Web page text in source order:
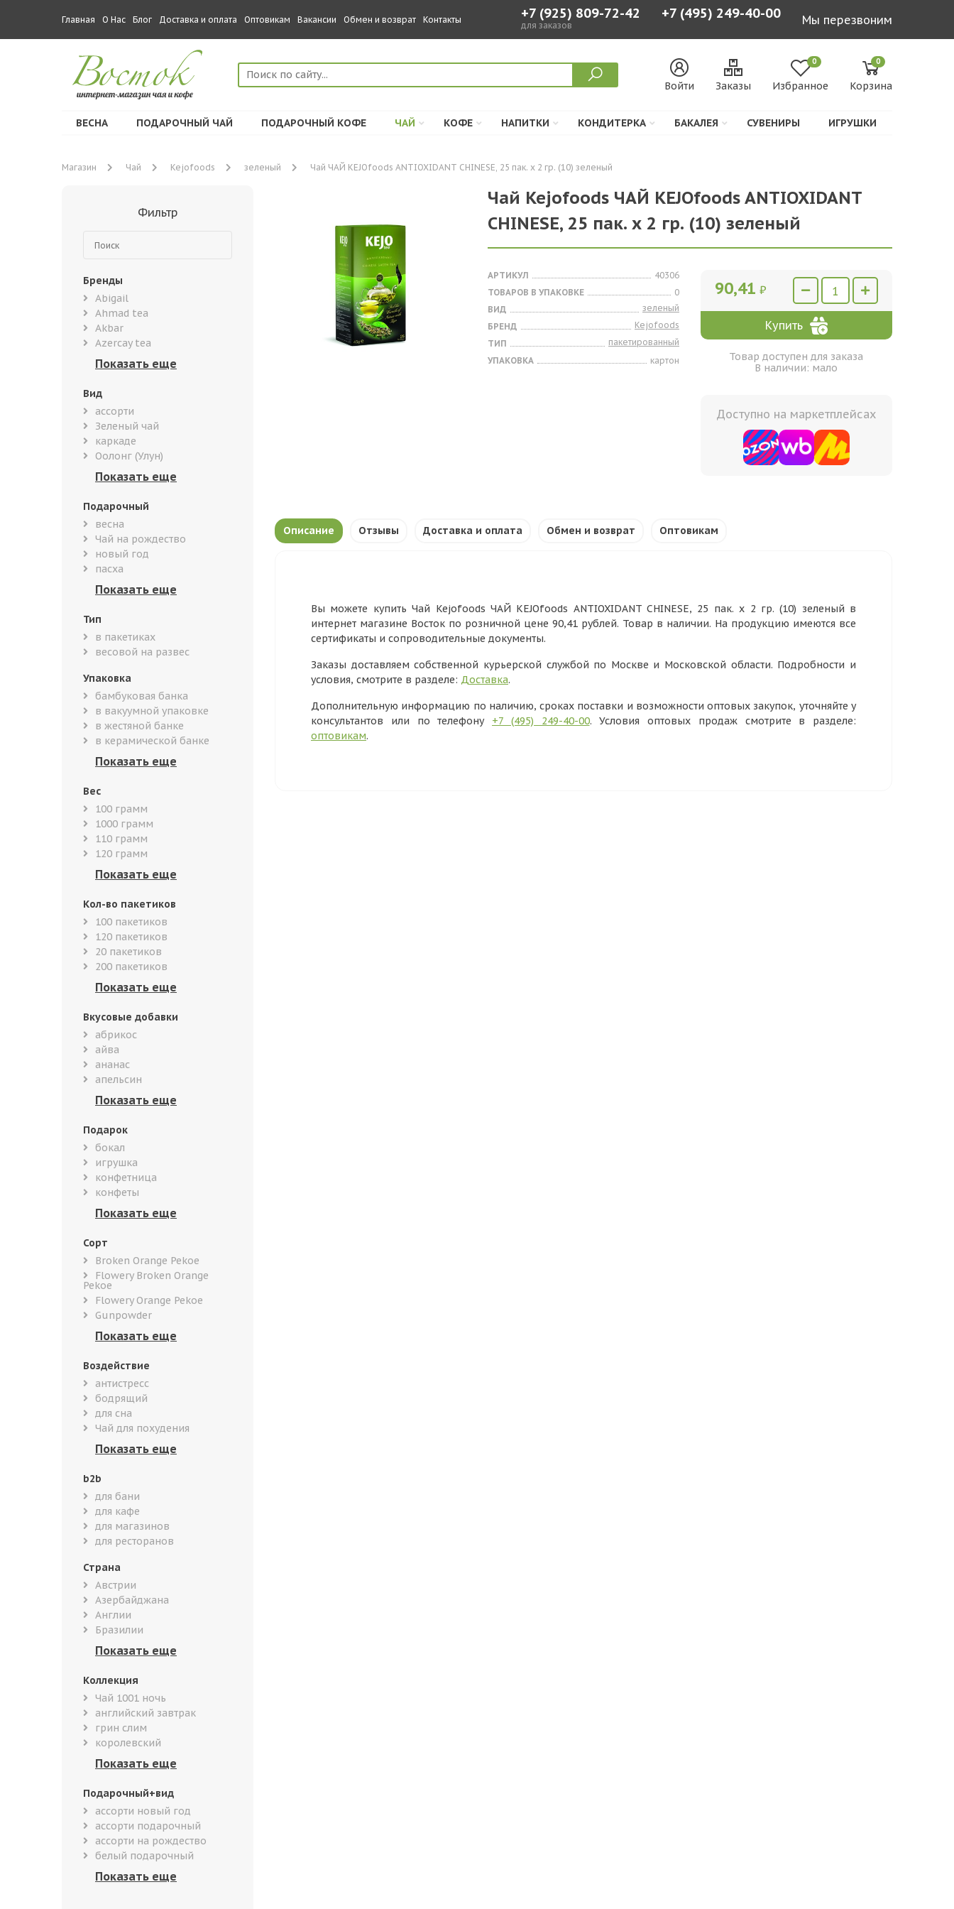
Главная О Нас Блог Доставка и оплата Оптовикам Вакансии Обмен и возврат Контакты +7 (925) 809-72-42
для заказов
+7 (495) 249-40-00 Мы перезвоним
Войти Заказы
0
Избранное
0
Корзина
ВЕСНА ПОДАРОЧНЫЙ ЧАЙ ПОДАРОЧНЫЙ КОФЕ ЧАЙ КОФЕ НАПИТКИ КОНДИТЕРКА БАКАЛЕЯ СУВЕНИРЫ ИГРУШКИ
Магазин Чай Kejofoods зеленый Чай ЧАЙ KEJOfoods ANTIOXIDANT CHINESE, 25 пак. х 2 гр. (10) зеленый
Фильтр
Бренды
Abigail
Ahmad tea
Akbar
Azercay tea
Вид
ассорти
Зеленый чай
каркаде
Оолонг (Улун)
Подарочный
весна
Чай на рождество
новый год
пасха
Тип
в пакетиках
весовой на развес
Упаковка
бамбуковая банка
в вакуумной упаковке
в жестяной банке
в керамической банке
Вес
100 грамм
1000 грамм
110 грамм
120 грамм
Кол-во пакетиков
100 пакетиков
120 пакетиков
20 пакетиков
200 пакетиков
Вкусовые добавки
абрикос
айва
ананас
апельсин
Подарок
бокал
игрушка
конфетница
конфеты
Сорт
Broken Orange Pekoe
Flowery Broken Orange
Pekoe
Flowery Orange Pekoe
Gunpowder
Воздействие
антистресс
бодрящий
для сна
Чай для похудения
b2b
для бани
для кафе
для магазинов
для ресторанов
Страна
Австрии
Азербайджана
Англии
Бразилии
Коллекция
Чай 1001 ночь
английский завтрак
грин слим
королевский
Подарочный+вид
ассорти новый год
ассорти подарочный
ассорти на рождество
белый подарочный
Чай Kejofoods ЧАЙ KEJOfoods ANTIOXIDANT
CHINESE, 25 пак. х 2 гр. (10) зеленый
АРТИКУЛ
40306
ТОВАРОВ В УПАКОВКЕ
0
ВИД
зеленый
БРЕНД
Kejofoods
ТИП
пакетированный
УПАКОВКА
картон
90,41 ₽
Купить
Товар доступен для заказа
В наличии: мало
Доступно на маркетплейсах
Описание Отзывы Доставка и оплата Обмен и возврат Оптовикам
Вы можете купить Чай Kejofoods ЧАЙ KEJOfoods ANTIOXIDANT CHINESE, 25 пак. х 2 гр. (10) зеленый в
интернет магазине Восток по розничной цене 90,41 рублей. Товар в наличии. На продукцию имеются все
сертификаты и сопроводительные документы.
Заказы доставляем собственной курьерской службой по Москве и Московской области. Подробности и
условия, смотрите в разделе: Доставка.
Дополнительную информацию по наличию, сроках поставки и возможности оптовых закупок, уточняйте у
консультантов или по телефону +7 (495) 249-40-00. Условия оптовых продаж смотрите в разделе:
оптовикам.